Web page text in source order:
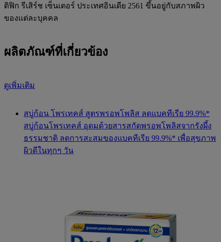
ติฟิก รีเสิร์ช เซ็นเตอร์ ประเทศอินเดีย 2561 ขึ้นอยู่กับสภาพผิว
ของแต่ละบุคคล
ผลิตภัณฑ์ที่เกี่ยวข้อง
ดูเพิ่มเติม
สบู่ก้อน โพรเทคส์ สูตรพรอพโพลิส ลดแบคทีเรีย 99.9%*
สบู่ก้อนโพรเทคส์ อุดมด้วยสารสกัดพรอพโพลิสจากรังผึ้ง
ธรรมชาติ ลดการสะสมของแบคทีเรีย 99.9%* เพื่อสุขภาพ
ผิวดีในทุกๆ วัน